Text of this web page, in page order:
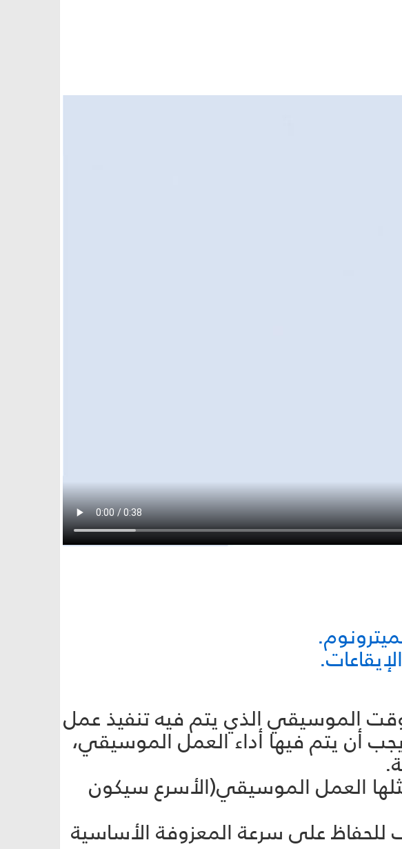
الموسيقي الذي يتم فيه تنفيذ عمل
أن يتم فيها أداء العمل الموسيقي،
العمل الموسيقي(الأسرع سيكون
للحفاظ على سرعة المعزوفة الأساسية